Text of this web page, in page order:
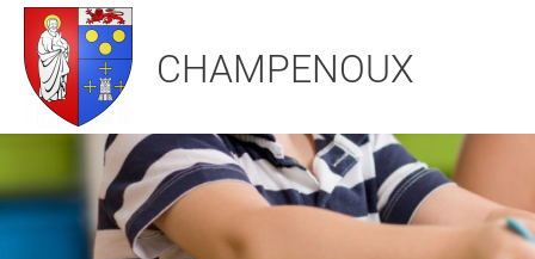
CHAMPENOUX